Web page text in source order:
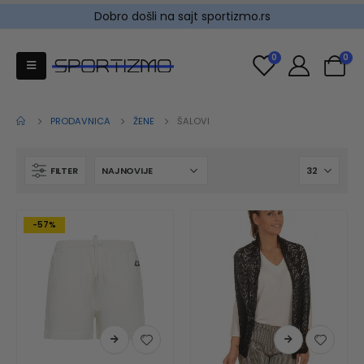
Dobro došli na sajt sportizmo.rs
0 0
PRODAVNICA ŽENE ŠALOVI
FILTER
-57%